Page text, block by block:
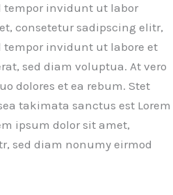
tempor invidunt ut labor
consetetur sadipscing elitr,
tempor invidunt ut labore et
sed diam voluptua. At vero
dolores et ea rebum. Stet
takimata sanctus est Lorem
ipsum dolor sit amet,
sed diam nonumy eirmod